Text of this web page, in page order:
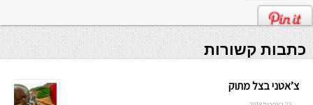
כתבות קשורות
צ’אטני בצל מתוק